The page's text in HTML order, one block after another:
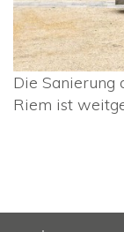
Die Sanierung
Riem ist